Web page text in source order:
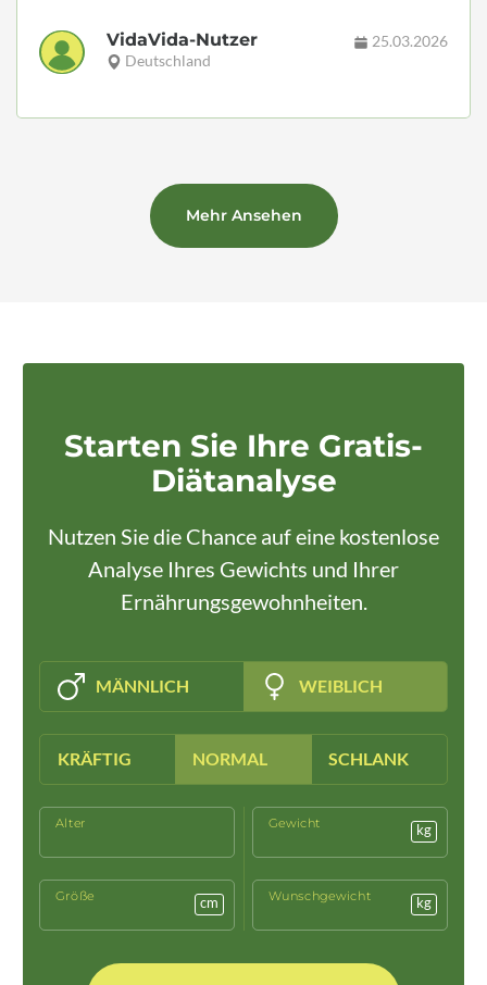
VidaVida-Nutzer
Deutschland
25.03.2026
Mehr Ansehen
Starten Sie Ihre Gratis-
Diätanalyse
Nutzen Sie die Chance auf eine kostenlose
Analyse Ihres Gewichts und Ihrer
Ernährungsgewohnheiten.
MÄNNLICH WEIBLICH
KRÄFTIG NORMAL SCHLANK
Alter
Größe cm
Gewicht kg
Wunschgewicht kg